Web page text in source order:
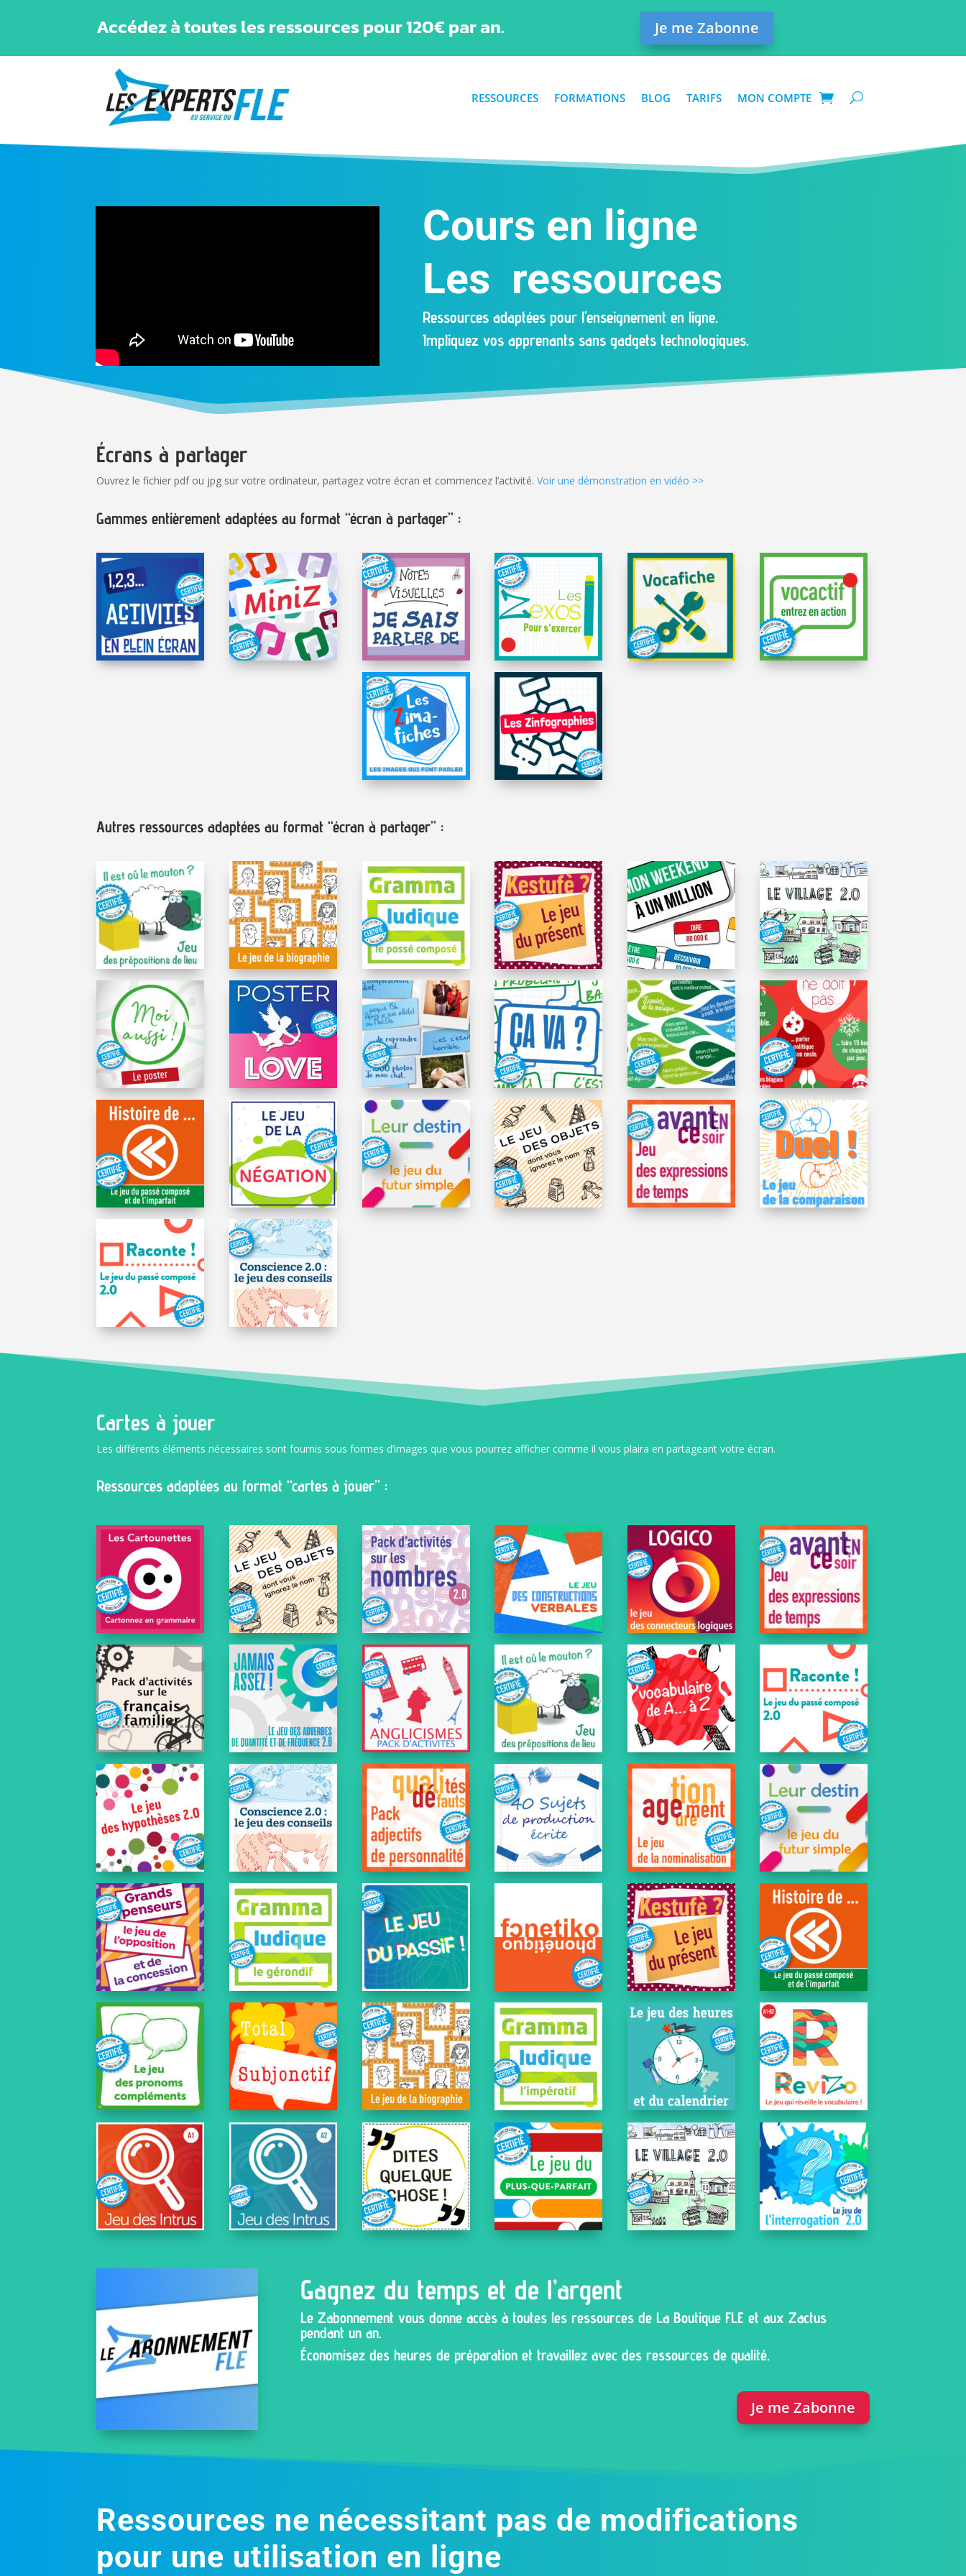
Accédez à toutes les ressources pour 120€ par an. Je me Zabonne
RESSOURCES FORMATIONS BLOG TARIFS MON COMPTE
.
Cours en ligne
Les ressources
Ressources adaptées pour l’enseignement en ligne.
Impliquez vos apprenants sans gadgets technologiques.
Écrans à partager
Ouvrez le fichier pdf ou jpg sur votre ordinateur, partagez votre écran et commencez l’activité.Voir une démonstration en vidéo >>
Gammes entièrement adaptées au format “écran à partager” :
Autres ressources adaptées au format “écran à partager” :
Cartes à jouer
Les différents éléments nécessaires sont fournis sous formes d’images que vous pourrez afficher comme il vous plaira en partageant votre écran.
Ressources adaptées au format “cartes à jouer” :
Gagnez du temps et de l’argent
Le Zabonnement vous donne accès à toutes les ressources de La Boutique FLE et aux Zactus
pendant un an.
Économisez des heures de préparation et travaillez avec des ressources de qualité.
Je me Zabonne
Ressources ne nécessitant pas de modifications
pour une utilisation en ligne